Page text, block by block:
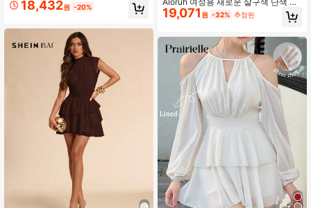
한 하이넥 및 키홀 컷아웃 디테일의 민
소매 바디콘 미니 드레스
18,432원 -20%
소매 미니 드레스, 랜턴 슬리브 디자인
A라인 드레스, 파티 드레스, 데이트 드
19,071 원 -32% 추정된